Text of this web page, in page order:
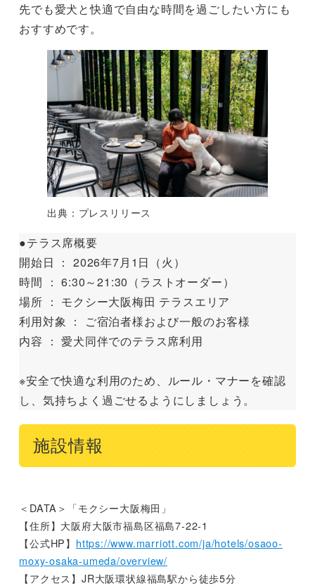
先でも愛犬と快適で自由な時間を過ごしたい方にも
おすすめです。
出典：プレスリリース
●テラス席概要
開始日 ： 2026年7月1日（火）
時間 ： 6:30～21:30（ラストオーダー）
場所 ： モクシー大阪梅田 テラスエリア
利用対象 ： ご宿泊者様および一般のお客様
内容 ： 愛犬同伴でのテラス席利用
※安全で快適な利用のため、ルール・マナーを確認
し、気持ちよく過ごせるようにしましょう。
施設情報
＜DATA＞「モクシー大阪梅田」
【住所】大阪府大阪市福島区福島7-22-1
【公式HP】 https://www.marriott.com/ja/hotels/osaoo-
moxy-osaka-umeda/overview/
【アクセス】JR大阪環状線福島駅から徒歩5分